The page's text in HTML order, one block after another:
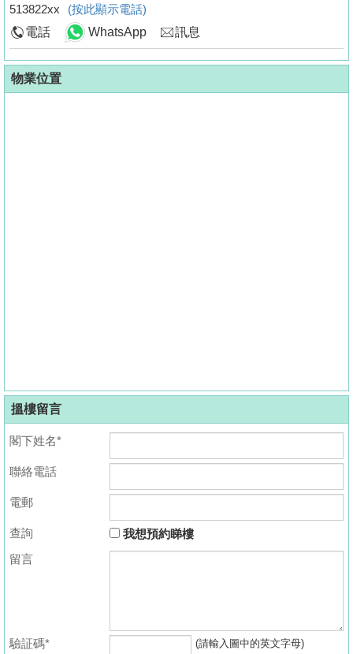
513822xx
(按此顯示電話)
電話
WhatsApp 訊息
物業位置
搵樓留言
閣下姓名*
聯絡電話
電郵
查詢
我想預約睇樓
留言
驗証碼* (請輸入圖中的英文字母)